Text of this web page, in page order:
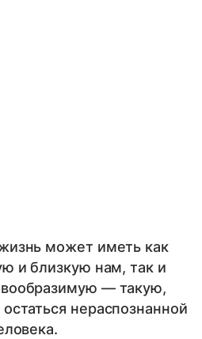
может иметь как
и близкую нам, так и
— такую,
нераспознанной